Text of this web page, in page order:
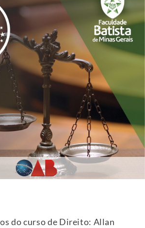
do curso de Direito: Allan